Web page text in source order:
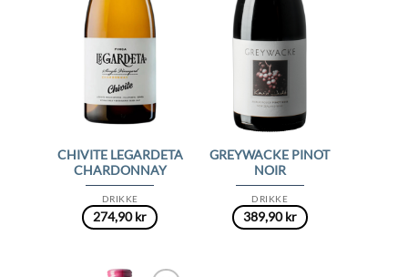
DRIKKE
CHIVITE LEGARDETA
CHARDONNAY
274,90kr
DRIKKE
GREYWACKE PINOT
NOIR
389,90kr